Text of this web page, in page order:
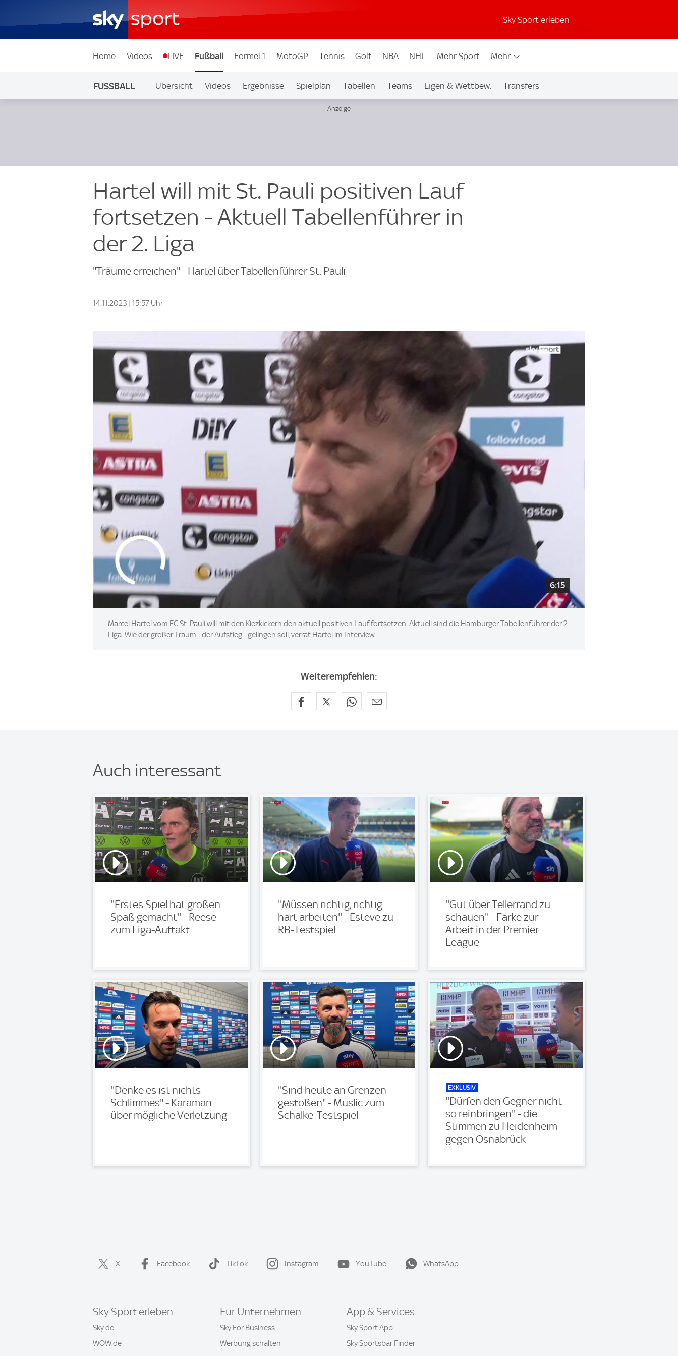
Sky Sport erleben
Home Videos LIVE Fußball Formel 1 MotoGP Tennis Golf NBA NHL Mehr Sport Mehr
FUSSBALL Übersicht Videos Ergebnisse Spielplan Tabellen Teams Ligen & Wettbew. Transfers
Hartel will mit St. Pauli positiven Lauf
fortsetzen - Aktuell Tabellenführer in
der 2. Liga
"Träume erreichen" - Hartel über Tabellenführer St. Pauli
14.11.2023 | 15:57 Uhr
6:15
Marcel Hartel vom FC St. Pauli will mit den Kiezkickern den aktuell positiven Lauf fortsetzen. Aktuell sind die Hamburger Tabellenführer der 2.
Liga. Wie der großer Traum - der Aufstieg - gelingen soll, verrät Hartel im Interview.
Weiterempfehlen:
Auch interessant
''Erstes Spiel hat großen
Spaß gemacht'' - Reese
zum Liga-Auftakt
''Müssen richtig, richtig
hart arbeiten'' - Esteve zu
RB-Testspiel
''Gut über Tellerrand zu
schauen'' - Farke zur
Arbeit in der Premier
League
''Denke es ist nichts
Schlimmes" - Karaman
über mögliche Verletzung
''Sind heute an Grenzen
gestoßen" - Muslic zum
Schalke-Testspiel
EXKLUSIV
''Dürfen den Gegner nicht
so reinbringen'' - die
Stimmen zu Heidenheim
gegen Osnabrück
X Facebook TikTok Instagram YouTube WhatsApp
Sky Sport erleben
Sky.de
WOW.de
Für Unternehmen
Sky For Business
Werbung schalten
App & Services
Sky Sport App
Sky Sportsbar Finder